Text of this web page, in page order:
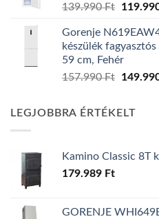
139.990Ft
Original
was:
Gorenje
készülék
59 cm, Fehér
157.990Ft
Original
157.990
LEGJOBBRA ÉRTÉKELT
Kamino Classic 8T
179.989 Ft
GORENJE